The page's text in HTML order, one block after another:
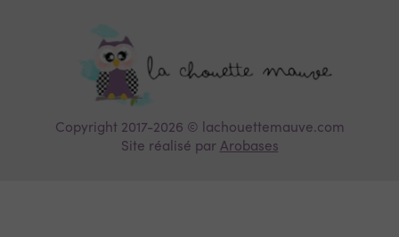
Copyright 2017-2026 © lachouettemauve.com
Site réalisé par Arobases